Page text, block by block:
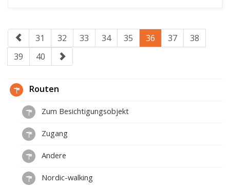
31 32 33 34 35 36 37
38
39
40
Routen
Zum Besichtigungsobjekt
Zugang
Andere
Nordic-walking